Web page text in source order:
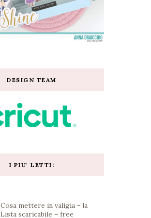
DESIGN TEAM
I PIU' LETTI:
Cosa mettere in valigia - la
Lista scaricabile – free